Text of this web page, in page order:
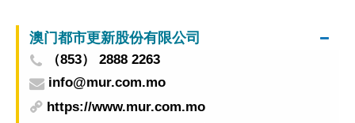
澳门都市更新股份有限公司
（853） 2888 2263
info@mur.com.mo
https://www.mur.com.mo